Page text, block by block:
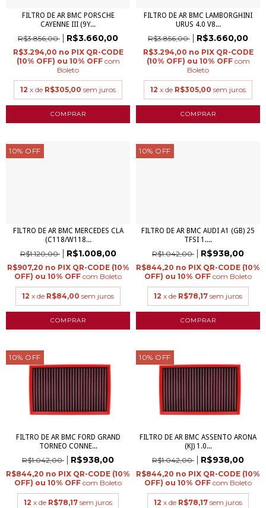
FILTRO DE AR BMC PORSCHE
CAYENNE III (9Y...
R$3.856,00 R$3.660,00
R$3.294,00
com
Boleto
12 x de R$305,00 sem juros
FILTRO DE AR BMC LAMBORGHINI
URUS 4.0 V8...
R$3.856,00 R$3.660,00
R$3.294,00
com
Boleto
12 x de R$305,00 sem juros
10% OFF
FILTRO DE AR BMC MERCEDES CLA
(C118/W118...
R$1.120,00 R$1.008,00
R$907,20
com Boleto
12 x de R$84,00 sem juros
10% OFF
FILTRO DE AR BMC AUDI A1 (GB) 25
TFSI 1....
R$1.042,00 R$938,00
R$844,20
com Boleto
12 x de R$78,17 sem juros
10% OFF
FILTRO DE AR BMC FORD GRAND
TORNEO CONNE...
R$1.042,00 R$938,00
R$844,20
com Boleto
12 x de R$78,17 sem juros
10% OFF
FILTRO DE AR BMC ASSENTO ARONA
(KJ) 1.0...
R$1.042,00 R$938,00
R$844,20
com Boleto
12 x de R$78,17 sem juros